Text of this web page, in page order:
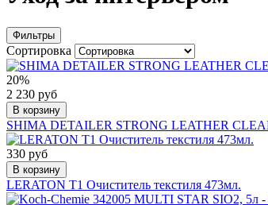
Фильтры
Сортировка
20%
2 230 руб
В корзину
SHIMA DETAILER STRONG LEATHER
330 руб
В корзину
LERATON T1 Очиститель текстиля 473мл.